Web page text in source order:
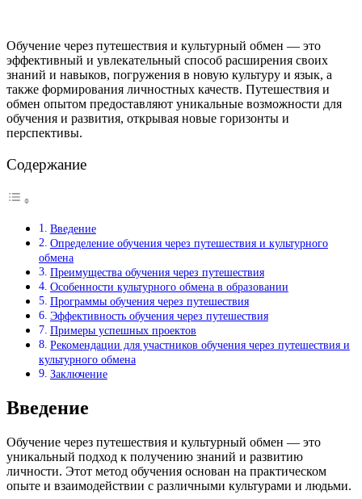
Обучение через путешествия и культурный обмен — это
эффективный и увлекательный способ расширения своих
знаний и навыков, погружения в новую культуру и язык, а
также формирования личностных качеств. Путешествия и
обмен опытом предоставляют уникальные возможности для
обучения и развития, открывая новые горизонты и
перспективы.
Содержание
Введение
Определение обучения через путешествия и культурного
обмена
Преимущества обучения через путешествия
Особенности культурного обмена в образовании
Программы обучения через путешествия
Эффективность обучения через путешествия
Примеры успешных проектов
Рекомендации для участников обучения через путешествия и
культурного обмена
Заключение
Введение
Обучение через путешествия и культурный обмен — это
уникальный подход к получению знаний и развитию
личности. Этот метод обучения основан на практическом
опыте и взаимодействии с различными культурами и людьми.